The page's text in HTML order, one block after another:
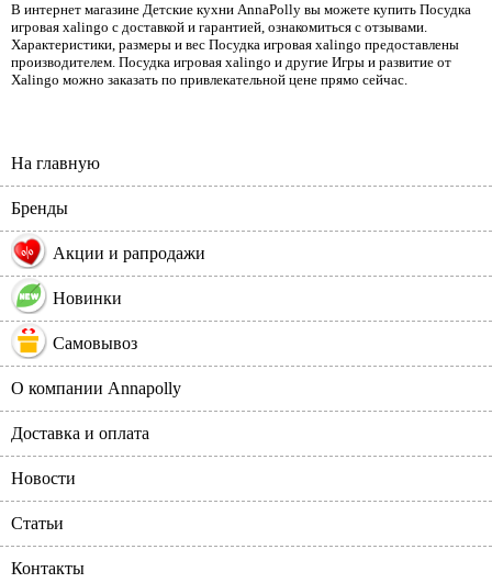
В интернет магазине Детские кухни AnnaPolly вы можете купить Посудка
игровая xalingo с доставкой и гарантией, ознакомиться с отзывами.
Характеристики, размеры и вес Посудка игровая xalingo предоставлены
производителем. Посудка игровая xalingo и другие Игры и развитие от
Xalingo можно заказать по привлекательной цене прямо сейчас.
На главную
Бренды
% Акции и рапродажи
Новинки
Самовывоз
О компании Annapolly
Доставка и оплата
Новости
Статьи
Контакты